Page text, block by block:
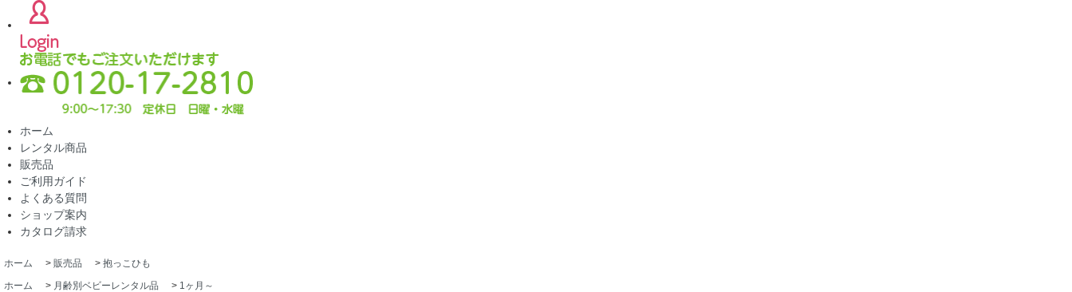
ホーム
レンタル商品
販売品
ご利用ガイド
よくある質問
ショップ案内
カタログ請求
ホーム > 販売品 > 抱っこひも
ホーム
> 月齢別ベビーレンタル品 > 1ヶ月～